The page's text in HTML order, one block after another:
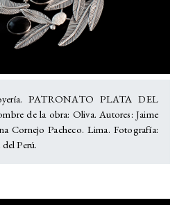
PATRONATO PLATA DEL
de la obra: Oliva. Autores: Jaime
Cornejo Pacheco. Lima. Fotografía:
Perú.